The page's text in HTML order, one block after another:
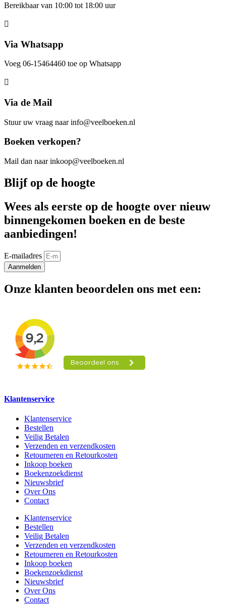
Bereikbaar van 10:00 tot 18:00 uur
Via Whatsapp
Voeg 06-15464460 toe op Whatsapp
Via de Mail
Stuur uw vraag naar info@veelboeken.nl
Boeken verkopen?
Mail dan naar inkoop@veelboeken.nl
Blijf op de hoogte
Wees als eerste op de hoogte over nieuw
binnengekomen boeken en de beste
aanbiedingen!
E-mailadres
Aanmelden
Onze klanten beoordelen ons met een:
Klantenservice
Klantenservice
Bestellen
Veilig Betalen
Verzenden en verzendkosten
Retourneren en Retourkosten
Inkoop boeken
Boekenzoekdienst
Nieuwsbrief
Over Ons
Contact
Klantenservice
Bestellen
Veilig Betalen
Verzenden en verzendkosten
Retourneren en Retourkosten
Inkoop boeken
Boekenzoekdienst
Nieuwsbrief
Over Ons
Contact